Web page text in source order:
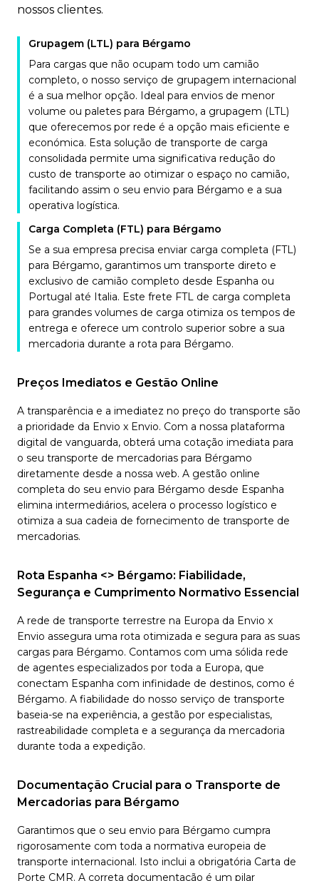
nossos clientes.
Grupagem (LTL) para Bérgamo
Para cargas que não ocupam todo um camião
completo, o nosso serviço de grupagem internacional
é a sua melhor opção. Ideal para envios de menor
volume ou paletes para Bérgamo, a grupagem (LTL)
que oferecemos por rede é a opção mais eficiente e
económica. Esta solução de transporte de carga
consolidada permite uma significativa redução do
custo de transporte ao otimizar o espaço no camião,
facilitando assim o seu envio para Bérgamo e a sua
operativa logística.
Carga Completa (FTL) para Bérgamo
Se a sua empresa precisa enviar carga completa (FTL)
para Bérgamo, garantimos um transporte direto e
exclusivo de camião completo desde Espanha ou
Portugal até Italia. Este frete FTL de carga completa
para grandes volumes de carga otimiza os tempos de
entrega e oferece um controlo superior sobre a sua
mercadoria durante a rota para Bérgamo.
Preços Imediatos e Gestão Online
A transparência e a imediatez no preço do transporte são
a prioridade da Envio x Envio. Com a nossa plataforma
digital de vanguarda, obterá uma cotação imediata para
o seu transporte de mercadorias para Bérgamo
diretamente desde a nossa web. A gestão online
completa do seu envio para Bérgamo desde Espanha
elimina intermediários, acelera o processo logístico e
otimiza a sua cadeia de fornecimento de transporte de
mercadorias.
Rota Espanha <> Bérgamo: Fiabilidade,
Segurança e Cumprimento Normativo Essencial
A rede de transporte terrestre na Europa da Envio x
Envio assegura uma rota otimizada e segura para as suas
cargas para Bérgamo. Contamos com uma sólida rede
de agentes especializados por toda a Europa, que
conectam Espanha com infinidade de destinos, como é
Bérgamo. A fiabilidade do nosso serviço de transporte
baseia-se na experiência, a gestão por especialistas,
rastreabilidade completa e a segurança da mercadoria
durante toda a expedição.
Documentação Crucial para o Transporte de
Mercadorias para Bérgamo
Garantimos que o seu envio para Bérgamo cumpra
rigorosamente com toda a normativa europeia de
transporte internacional. Isto inclui a obrigatória Carta de
Porte CMR. A correta documentação é um pilar